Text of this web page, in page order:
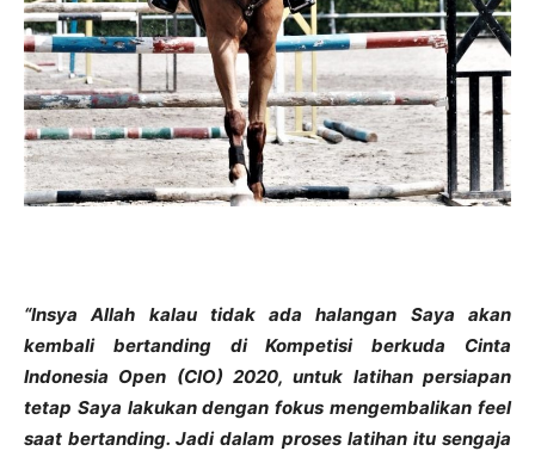
“Insya Allah kalau tidak ada halangan Saya akan
kembali bertanding di Kompetisi berkuda Cinta
Indonesia Open (CIO) 2020, untuk latihan persiapan
tetap Saya lakukan dengan fokus mengembalikan feel
saat bertanding. Jadi dalam proses latihan itu sengaja